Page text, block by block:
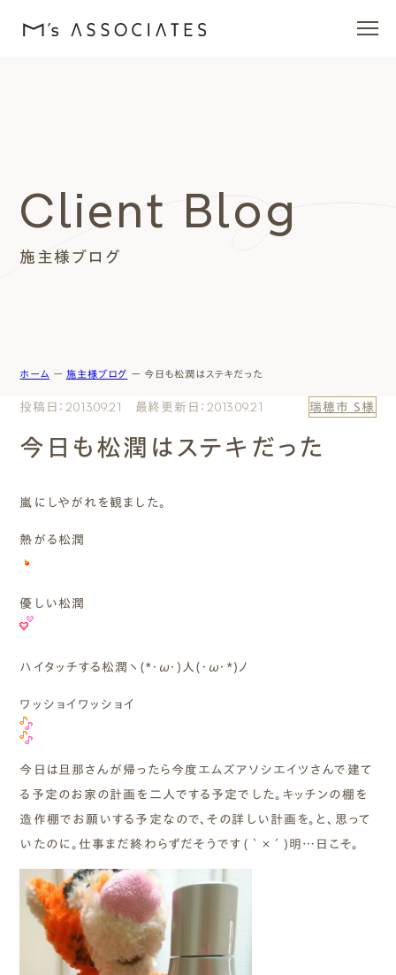
エムズを愛する人たち
施工事例
エムズのこと
0120-40-6613
まずは相談する[無料]
モデルハウスを見る
施主様ブログ
Client Blog
ホーム ー 施主様ブログ ー今日も松潤はステキだった
投稿日：2013.09.21 最終更新日：2013.09.21 瑞穂市 S様
今日も松潤はステキだった
嵐にしやがれを観ました。
熱がる松潤
優しい松潤
ハイタッチする松潤ヽ(*・ω・)人(・ω・*)ノ
ワッショイワッショイ
今日は旦那さんが帰ったら今度エムズアソシエイツさんで建て
る予定のお家の計画を二人でする予定でした。キッチンの棚を
造作棚でお願いする予定なので、その詳しい計画を。と、思って
いたのに。仕事まだ終わらずだそうです(｀×´)明…日こそ。